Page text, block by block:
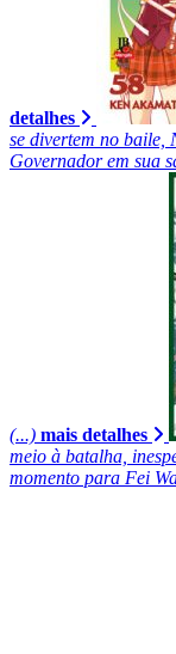
detalhes
se divertem no baile,
Governador em sua
(...) mais detalhes
meio à batalha,
momento para Fei